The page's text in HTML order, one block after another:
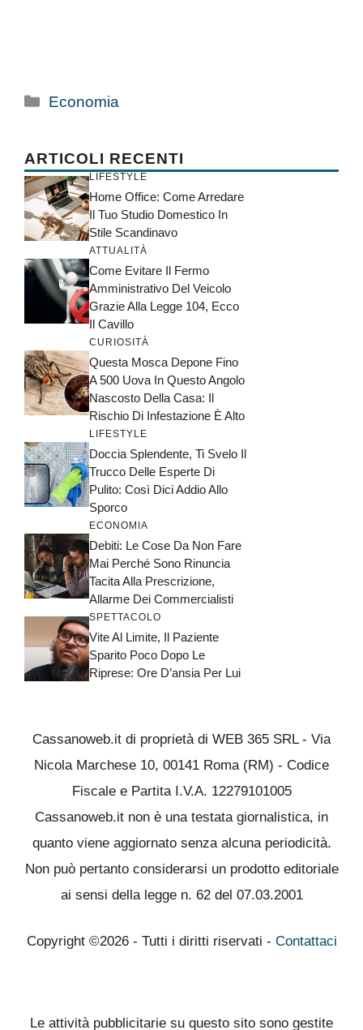
Categorie
Economia
ARTICOLI RECENTI
LIFESTYLE
Home Office: Come Arredare
Il Tuo Studio Domestico In
Stile Scandinavo
ATTUALITÀ
Come Evitare Il Fermo
Amministrativo Del Veicolo
Grazie Alla Legge 104, Ecco
Il Cavillo
CURIOSITÀ
Questa Mosca Depone Fino
A 500 Uova In Questo Angolo
Nascosto Della Casa: Il
Rischio Di Infestazione È Alto
LIFESTYLE
Doccia Splendente, Ti Svelo Il
Trucco Delle Esperte Di
Pulito: Così Dici Addio Allo
Sporco
ECONOMIA
Debiti: Le Cose Da Non Fare
Mai Perché Sono Rinuncia
Tacita Alla Prescrizione,
Allarme Dei Commercialisti
SPETTACOLO
Vite Al Limite, Il Paziente
Sparito Poco Dopo Le
Riprese: Ore D’ansia Per Lui
Cassanoweb.it di proprietà di WEB 365 SRL - Via
Nicola Marchese 10, 00141 Roma (RM) - Codice
Fiscale e Partita I.V.A. 12279101005
Cassanoweb.it non è una testata giornalistica, in
quanto viene aggiornato senza alcuna periodicità.
Non può pertanto considerarsi un prodotto editoriale
ai sensi della legge n. 62 del 07.03.2001
Copyright ©2026 - Tutti i diritti riservati - Contattaci
Le attività pubblicitarie su questo sito sono gestite